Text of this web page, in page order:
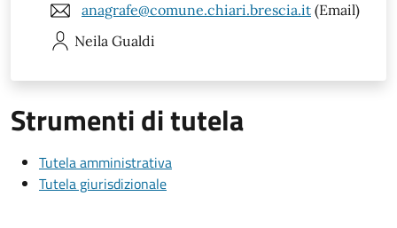
anagrafe@comune.chiari.brescia.it (Email)
Neila Gualdi
Strumenti di tutela
Tutela amministrativa
Tutela giurisdizionale